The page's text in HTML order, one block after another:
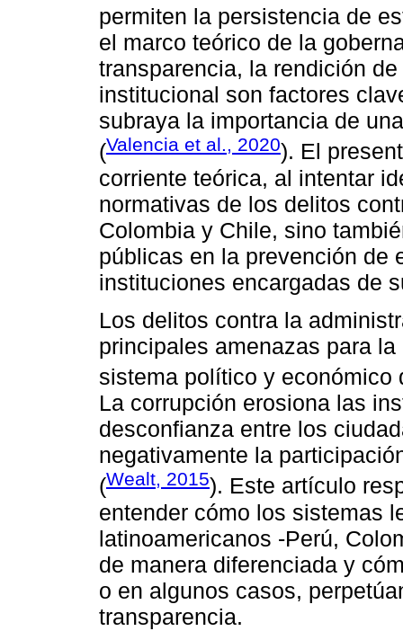
permiten la persistencia de
el marco teórico de la
transparencia, la rendición
institucional son factores
subraya la importancia de
(Valencia et al., 2020). El
corriente teórica, al intentar
normativas de los delitos
Colombia y Chile, sino
públicas en la prevención de
instituciones encargadas de
Los delitos contra la
principales amenazas para
sistema político y económico
La corrupción erosiona las
desconfianza entre los
negativamente la
(Wealt, 2015). Este artículo
entender cómo los sistemas
latinoamericanos -Perú,
de manera diferenciada y
o en algunos casos,
transparencia.